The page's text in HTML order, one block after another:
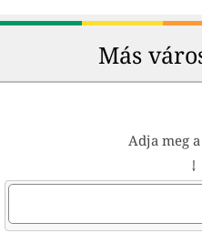
Más
Adja meg